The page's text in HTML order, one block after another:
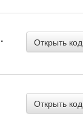
Открыть код
Открыть код